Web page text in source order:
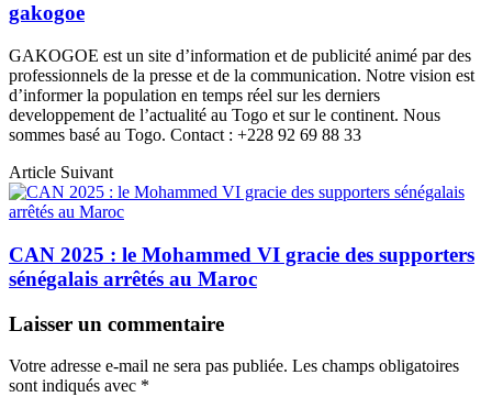
gakogoe
GAKOGOE est un site d’information et de publicité animé par des
professionnels de la presse et de la communication. Notre vision est
d’informer la population en temps réel sur les derniers
developpement de l’actualité au Togo et sur le continent. Nous
sommes basé au Togo. Contact : +228 92 69 88 33
Article Suivant
CAN 2025 : le Mohammed VI gracie des supporters
sénégalais arrêtés au Maroc
Laisser un commentaire
Votre adresse e-mail ne sera pas publiée. Les champs obligatoires
sont indiqués avec *